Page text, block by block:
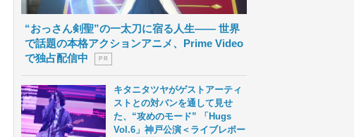
“おっさん剣聖”の一太刀に宿る人生―― 世界
で話題の本格アクションアニメ、Prime Video
で独占配信中
P R
キタニタツヤがゲストアーティ
ストとの対バンを通して見せ
た、“攻めのモード” 「Hugs
Vol.6」神戸公演＜ライブレポー